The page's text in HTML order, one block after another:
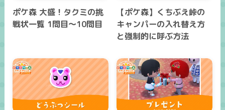
ポケ森 大盛！タクミの挑
戦状一覧 1問目～10問目
【ポケ森】くちぶえ峠の
キャンパーの入れ替え方
と強制的に呼ぶ方法